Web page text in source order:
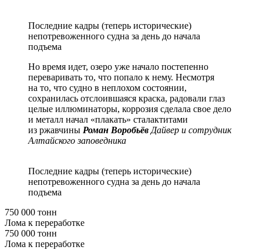
Последние кадры (теперь исторические)
непотревоженного судна за день до начала
подъема
Но время идет, озеро уже начало постепенно
переваривать то, что попало к нему. Несмотря
на то, что судно в неплохом состоянии,
сохранилась отслоившаяся краска, радовали глаз
целые иллюминаторы, коррозия сделала свое дело
и металл начал «плакать» сталактитами
из ржавчины Роман Воробьёв Дайвер и сотрудник
Алтайского заповедника
Последние кадры (теперь исторические)
непотревоженного судна за день до начала
подъема
750 000 тонн
Лома к переработке
750 000 тонн
Лома к переработке